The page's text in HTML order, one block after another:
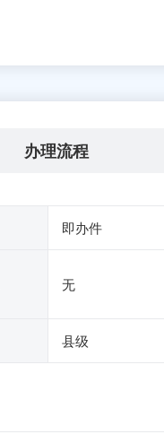
办理流程
即办件
无
县级